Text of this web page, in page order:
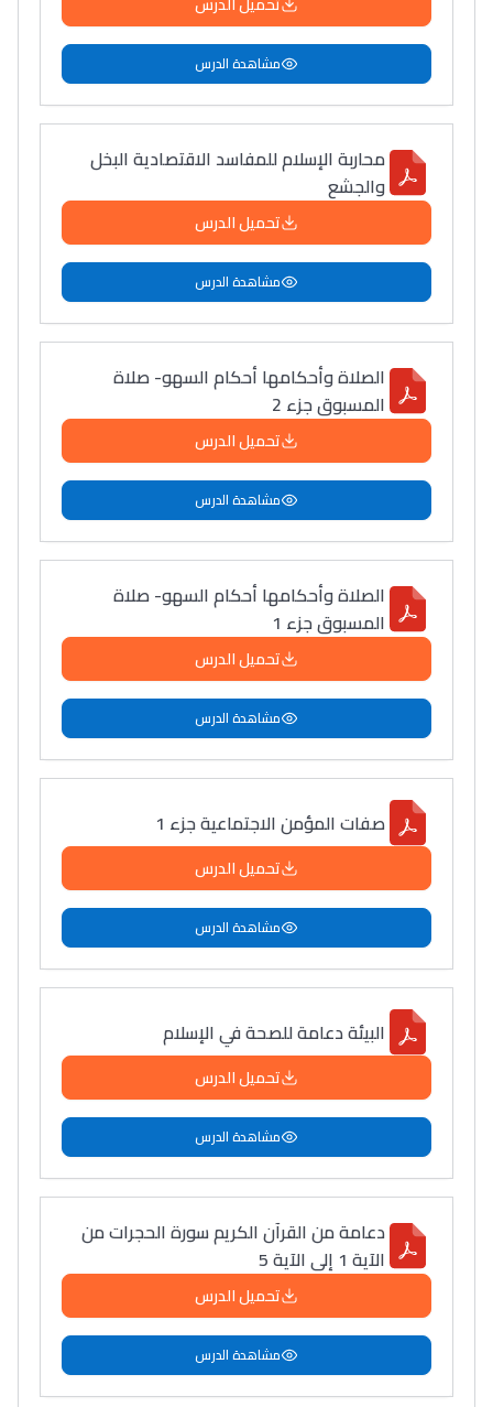
مشاهدة الدرس
محاربة الإسلام للمفاسد الاقتصادية البخل
والجشع
تحميل الدرس
مشاهدة الدرس
الصلاة وأحكامها أحكام السهو- صلاة
المسبوق جزء 2
تحميل الدرس
مشاهدة الدرس
الصلاة وأحكامها أحكام السهو- صلاة
المسبوق جزء 1
تحميل الدرس
مشاهدة الدرس
صفات المؤمن الاجتماعية جزء 1
تحميل الدرس
مشاهدة الدرس
البيئة دعامة للصحة في الإسلام
تحميل الدرس
مشاهدة الدرس
دعامة من القرآن الكريم سورة الحجرات من
الآية 1 إلى الآية 5
تحميل الدرس
مشاهدة الدرس